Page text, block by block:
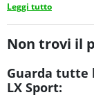
Leggi tutto
Non trovi il
Guarda tutte
LX Sport: